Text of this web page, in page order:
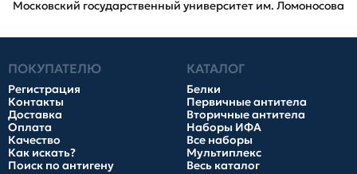
Московский государственный университет им. Ломоносова
ПОКУПАТЕЛЮ
Регистрация
Контакты
Доставка
Оплата
Качество
Как искать?
Поиск по антигену
КАТАЛОГ
Белки
Первичные антитела
Вторичные антитела
Наборы ИФА
Все наборы
Мультиплекс
Весь каталог